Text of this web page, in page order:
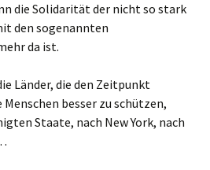
die Solidarität der nicht so stark
den sogenannten
da ist.
Länder, die den Zeitpunkt
besser zu schützen,
Staate, nach New York, nach